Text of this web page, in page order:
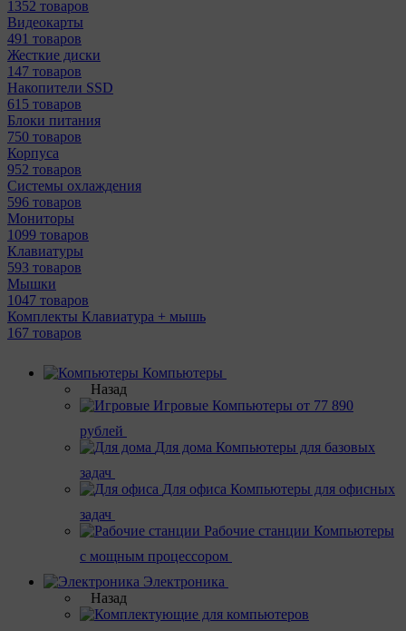
1352 товаров
Видеокарты
491 товаров
Жесткие диски
147 товаров
Накопители SSD
615 товаров
Блоки питания
750 товаров
Корпуса
952 товаров
Системы охлаждения
596 товаров
Мониторы
1099 товаров
Клавиатуры
593 товаров
Мышки
1047 товаров
Комплекты Клавиатура + мышь
167 товаров
Компьютеры
Назад
Игровые Компьютеры от 77 890
рублей
Для дома Компьютеры для базовых
задач
Для офиса Компьютеры для офисных
задач
Рабочие станции Компьютеры
с мощным процессором
Электроника
Назад